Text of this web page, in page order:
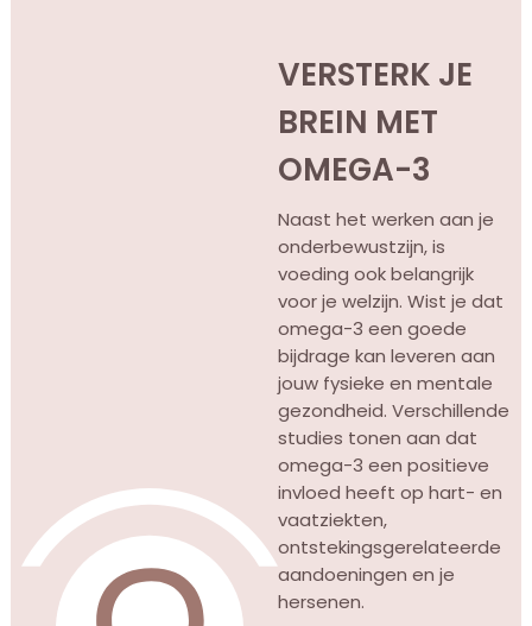
VERSTERK JE
BREIN MET
OMEGA-3
Naast het werken aan je
onderbewustzijn, is
voeding ook belangrijk
voor je welzijn. Wist je dat
omega-3 een goede
bijdrage kan leveren aan
jouw fysieke en mentale
gezondheid. Verschillende
studies tonen aan dat
omega-3 een positieve
invloed heeft op hart- en
vaatziekten,
ontstekingsgerelateerde
aandoeningen en je
hersenen.